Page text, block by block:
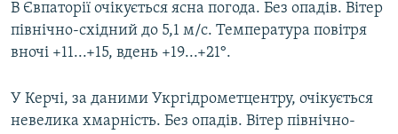
В Євпаторії очікується ясна погода. Без опадів. Вітер
північно-східний до 5,1 м/с. Температура повітря
вночі +11...+15, вдень +19...+21°.
У Керчі, за даними Укргідрометцентру, очікується
невелика хмарність. Без опадів. Вітер північно-